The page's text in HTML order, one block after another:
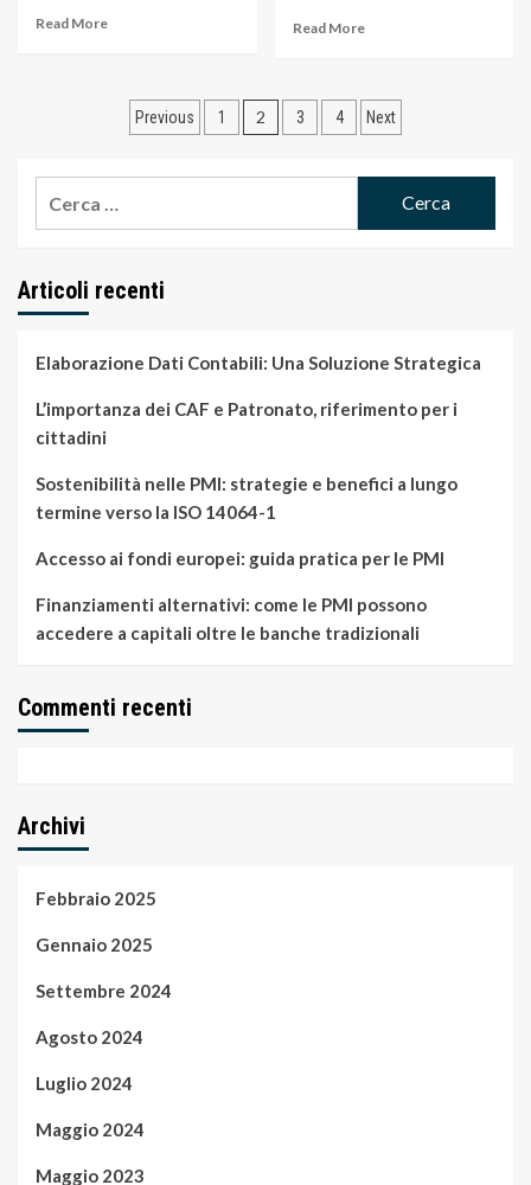
Read More Read More
Navigazione
Previous 1 2 3 4 Next
Articoli recenti
Elaborazione Dati Contabili: Una Soluzione Strategica
L’importanza dei CAF e Patronato, riferimento per i
cittadini
Sostenibilità nelle PMI: strategie e benefici a lungo
termine verso la ISO 14064-1
Accesso ai fondi europei: guida pratica per le PMI
Finanziamenti alternativi: come le PMI possono
accedere a capitali oltre le banche tradizionali
Commenti recenti
Archivi
Febbraio 2025
Gennaio 2025
Settembre 2024
Agosto 2024
Luglio 2024
Maggio 2024
Maggio 2023